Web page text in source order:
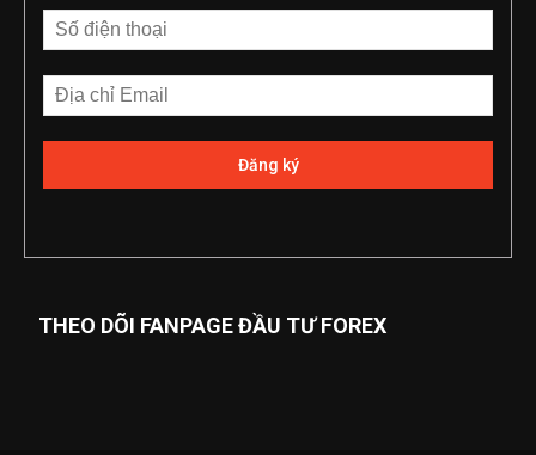
THEO DÕI FANPAGE ĐẦU TƯ FOREX